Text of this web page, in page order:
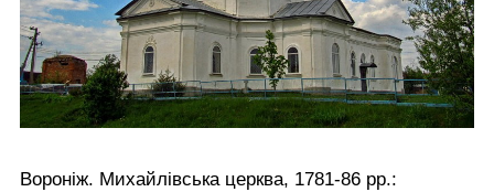
Вороніж. Михайлівська церква, 1781-86 рр.: